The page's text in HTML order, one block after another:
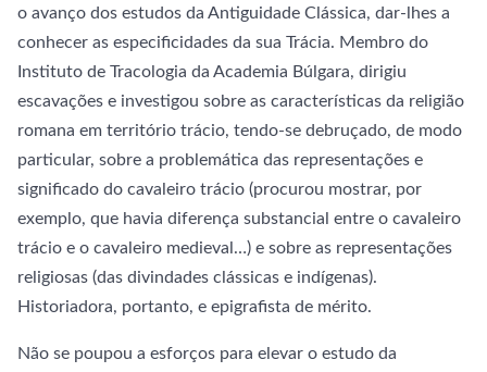
o avanço dos estudos da Antiguidade Clássica, dar-lhes a
conhecer as especificidades da sua Trácia. Membro do
Instituto de Tracologia da Academia Búlgara, dirigiu
escavações e investigou sobre as características da religião
romana em território trácio, tendo-se debruçado, de modo
particular, sobre a problemática das representações e
significado do cavaleiro trácio (procurou mostrar, por
exemplo, que havia diferença substancial entre o cavaleiro
trácio e o cavaleiro medieval…) e sobre as representações
religiosas (das divindades clássicas e indígenas).
Historiadora, portanto, e epigrafista de mérito.
Não se poupou a esforços para elevar o estudo da